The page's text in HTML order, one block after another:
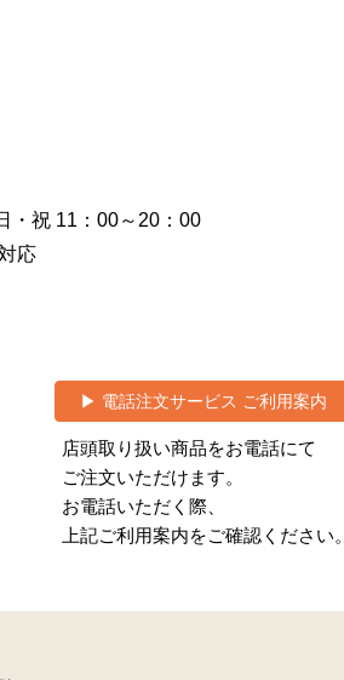
・祝 11：00～20：00
応
▶ 電話注文サービス ご利用案内
店頭取り扱い商品をお電話にて
ご注文いただけます。
お電話いただく際、
上記ご利用案内をご確認ください。